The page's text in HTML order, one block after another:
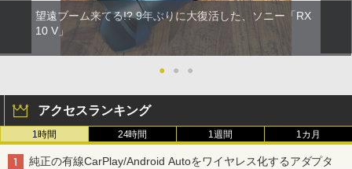
望遠ブーム来てる!? 9年ぶりに大復活した、ソニー「RX
10 V」
● ● ●
アクセスランキング
1時間 24時間 1週間 1カ月
純正の有線CarPlay/Android Autoをワイヤレス化するアダプタ